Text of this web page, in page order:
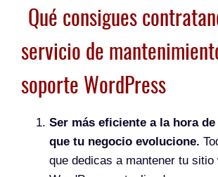
Qué consigues
servicio de
soporte WordPress
Ser más eficiente a la hora
que tu negocio evolucione.
que dedicas a mantener tu sitio